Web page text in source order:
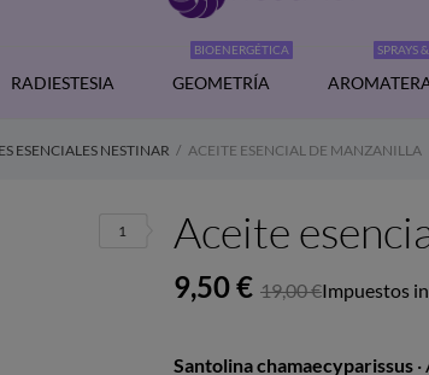
RADIESTESIA GEOMETRÍA
BIOENERGÉTICA SPRAYS
ESENCIALES NESTINAR ACEITE ESENCIAL DE MANZANILLA
Aceite
9,50 € 19,00 €Impuestos
Santolina chamaecyparissus
1